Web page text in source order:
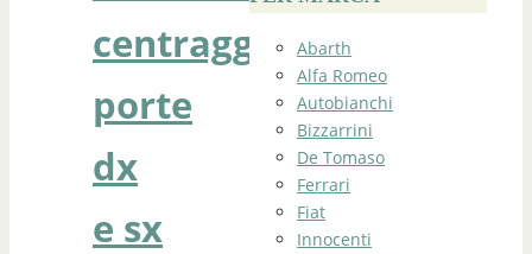
centraggio
porte
dx
e sx
Abarth
Alfa Romeo
Autobianchi
Bizzarrini
De Tomaso
Ferrari
Fiat
Innocenti